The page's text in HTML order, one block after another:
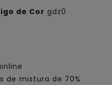
de Cor gdz0
de mistura de 70%